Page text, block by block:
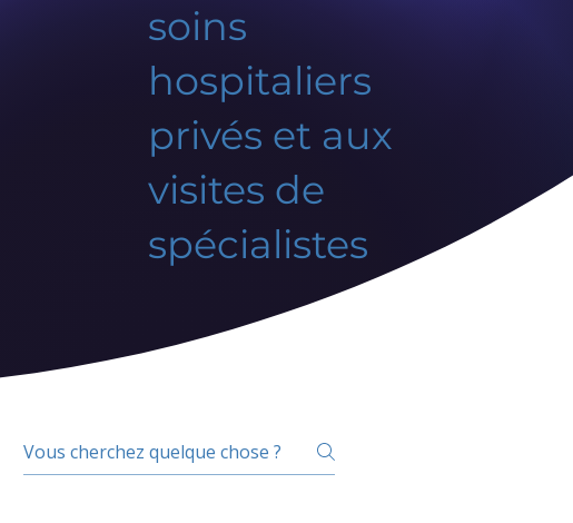
soins
hospitaliers
privés et aux
visites de
spécialistes